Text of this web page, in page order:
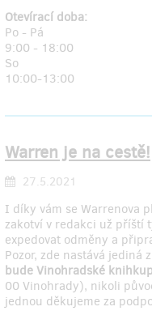
Otevírací doba:
Po - Pá
9:00 - 18:00
So
10:00-13:00
Warren je na cestě!
27.5.2021
I díky vám se Warrenova
zakotví v redakci už příští
expedovat odměny a
Pozor, zde nastává jediná
bude Vinohradské
00 Vinohrady), nikoli
jednou děkujeme za